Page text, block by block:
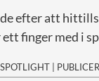
efter att
finger med i
|